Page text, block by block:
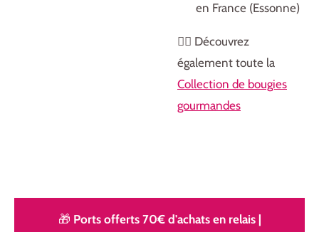
en France (Essonne)
👉🏻 Découvrez
également toute la
Collection de bougies
gourmandes
🎁 Ports offerts 70€ d'achats en relais |